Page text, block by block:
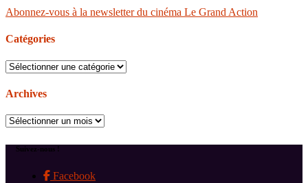
Abonnez-vous à la newsletter du cinéma Le Grand Action
Catégories
Catégories
Archives
Archives
Suivez-nous !
Facebook